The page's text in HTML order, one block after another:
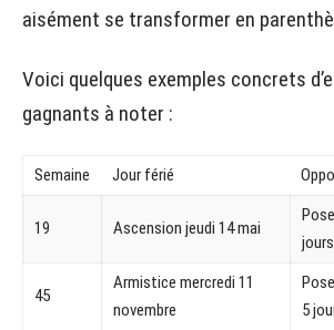
aisément se transformer en
Voici quelques exemples concrets
gagnants à noter :
Semaine Jour férié
19 Ascension jeudi 14 mai
jours
45
Armistice mercredi 11
novembre
5